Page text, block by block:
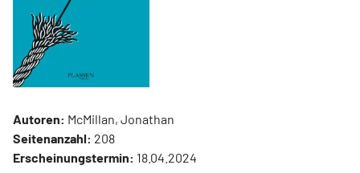
Autoren: McMillan, Jonathan
Seitenanzahl: 208
Erscheinungstermin: 18.04.2024